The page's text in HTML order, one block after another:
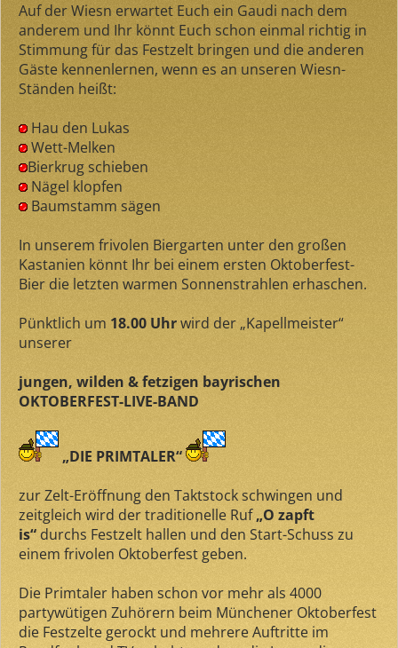
Auf der Wiesn erwartet Euch ein Gaudi nach dem
anderem und Ihr könnt Euch schon einmal richtig in
Stimmung für das Festzelt bringen und die anderen
Gäste kennenlernen, wenn es an unseren Wiesn-
Ständen heißt:
Hau den Lukas
Wett-Melken
Bierkrug schieben
Nägel klopfen
Baumstamm sägen
In unserem frivolen Biergarten unter den großen
Kastanien könnt Ihr bei einem ersten Oktoberfest-
Bier die letzten warmen Sonnenstrahlen erhaschen.
Pünktlich um 18.00 Uhrwird der „Kapellmeister“
unserer
jungen, wilden & fetzigen bayrischen
OKTOBERFEST-LIVE-BAND
„DIE PRIMTALER“
zur Zelt-Eröffnung den Taktstock schwingen und
zeitgleich wird der traditionelle Ruf„O zapft
is“durchs Festzelt hallen und den Start-Schuss zu
einem frivolen Oktoberfest geben.
Die Primtaler haben schon vor mehr als 4000
partywütigen Zuhörern beim Münchener Oktoberfest
die Festzelte gerockt und mehrere Auftritte im